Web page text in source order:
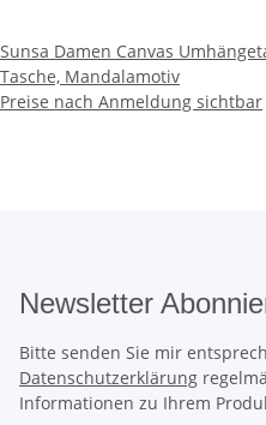
Sunsa Damen Canvas
Tasche, Mandalamotiv
Preise nach Anmeldung sichtbar
Newsletter
Bitte senden Sie mir
Datenschutzerklärung
Informationen zu Ihrem